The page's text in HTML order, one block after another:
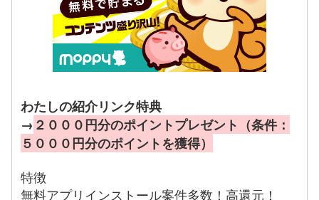
わたしの紹介リンク特典
→ ２０００円分のポイントプレゼント（条件：
５０００円分のポイントを獲得）
特徴
無料アプリインストール案件多数！高還元！